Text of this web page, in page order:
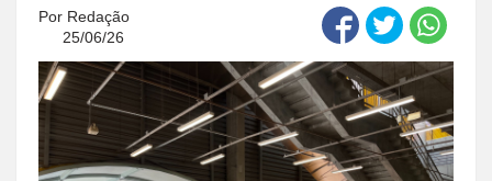
Por Redação
25/06/26